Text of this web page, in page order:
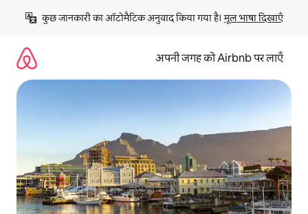
छोड़कर
कॉन्टेंट
कुछ जानकारी का ऑटोमैटिक अनुवाद किया गया है। मूल भाषा दिखाएँ
अपनी जगह को Airbnb पर लाएँ